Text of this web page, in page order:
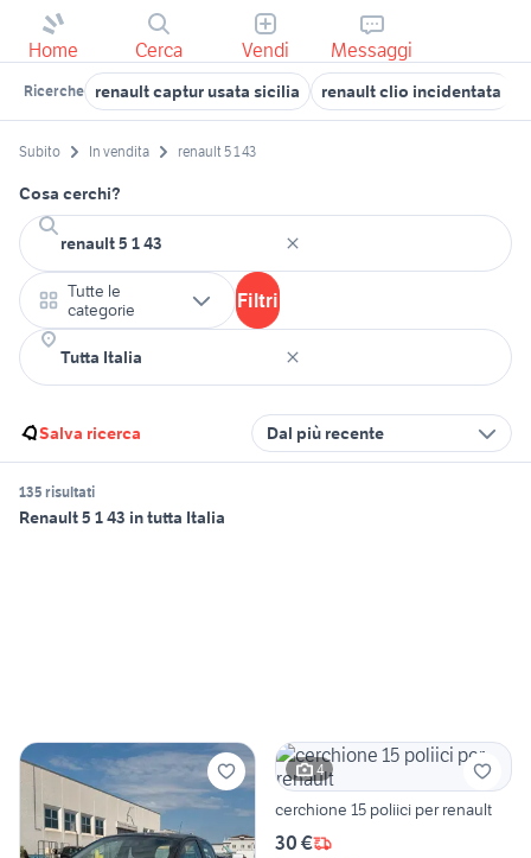
Home Cerca Vendi Messaggi
Ricerche renault captur usata sicilia renault clio incidentata
Subito In vendita renault 5 1 43
Cosa cerchi?
Tutte le
categorie
Filtri
Salva ricerca Dal più recente
135 risultati
Renault 5 1 43 in tutta Italia
4
cerchione 15 poliici per renault
30 €